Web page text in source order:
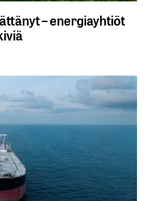
– energiayhtiöt